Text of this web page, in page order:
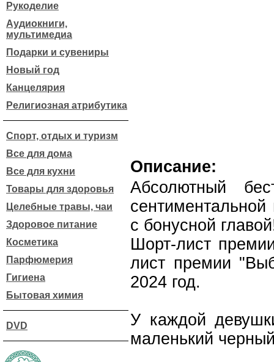
Рукоделие
Аудиокниги,
мультимедиа
Подарки и сувениры
Новый год
Канцелярия
Религиозная атрибутика
Спорт, отдых и туризм
Все для дома
Все для кухни
Товары для здоровья
Целебные травы, чаи
Здоровое питание
Косметика
Парфюмерия
Гигиена
Бытовая химия
DVD
Описание:
Абсолютный
с бонусной
Шорт-лист
лист премии
2024 год.
У каждой
маленький